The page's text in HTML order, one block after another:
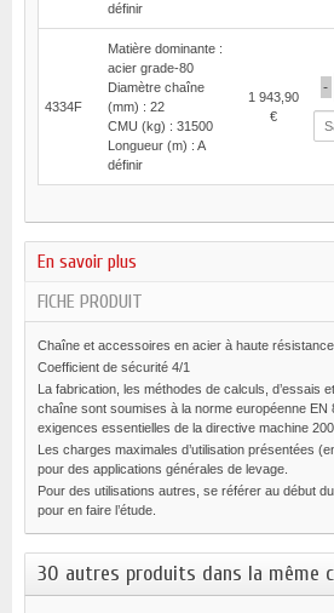
définir
4334F
Matière dominante :
acier grade-80
Diamètre chaîne
(mm) : 22
CMU (kg) : 31500
Longueur (m) : A
définir
1 943,90
€
-
En savoir plus
FICHE PRODUIT
Chaîne et accessoires en acier à haute résistance
Coefficient de sécurité 4/1
La fabrication, les méthodes de calculs, d’essais
chaîne sont soumises à la norme européenne EN
exigences essentielles de la directive machine
Les charges maximales d’utilisation présentées
pour des applications générales de levage.
Pour des utilisations autres, se référer au début
pour en faire l’étude.
30 autres produits dans la même